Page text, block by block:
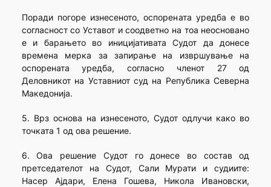
Поради погоре изнесеното, оспорената уредба е во
согласност со Уставот и соодветно на тоа неосновано
е и барањето во иницијативата Судот да донесе
времена мерка за запирање на извршување на
оспорената уредба, согласно членот 27 од
Деловникот на Уставниот суд на Република Северна
Македонија.
5. Врз основа на изнесеното, Судот одлучи како во
точката 1 од ова решение.
6. Ова решение Судот го донесе во состав од
претседателот на Судот, Сали Мурати и судиите:
Насер Ајдари, Елена Гошева, Никола Ивановски,